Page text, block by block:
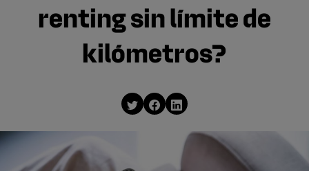
renting sin límite de
kilómetros?